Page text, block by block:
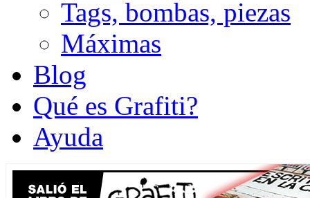
Tags, bombas, piezas
Máximas
Blog
Qué es Grafiti?
Ayuda